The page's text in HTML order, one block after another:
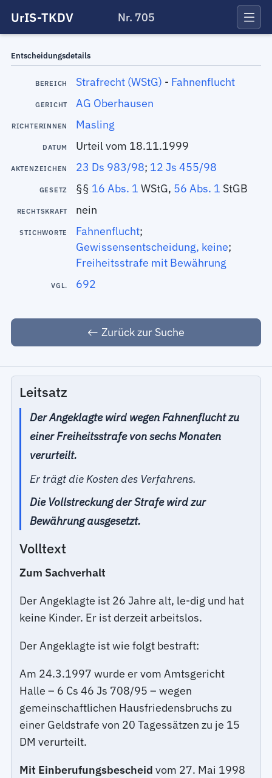
UrIS-TKDV Nr. 705
Entscheidungsdetails
BEREICH Strafrecht (WStG) - Fahnenflucht
GERICHT AG Oberhausen
RICHTERINNEN Masling
DATUM Urteil vom 18.11.1999
AKTENZEICHEN 23 Ds 983/98; 12 Js 455/98
GESETZ §§ 16 Abs. 1 WStG, 56 Abs. 1 StGB
RECHTSKRAFT nein
STICHWORTE Fahnenflucht;
Gewissensentscheidung, keine;
Freiheitsstrafe mit Bewährung
VGL. 692
Zurück zur Suche
Leitsatz
Der Angeklagte wird wegen Fahnenflucht zu
einer Freiheitsstrafe von sechs Monaten
verurteilt.
Er trägt die Kosten des Verfahrens.
Die Vollstreckung der Strafe wird zur
Bewährung ausgesetzt.
Volltext
Zum Sachverhalt
Der Angeklagte ist 26 Jahre alt, le-dig und hat
keine Kinder. Er ist derzeit arbeitslos.
Der Angeklagte ist wie folgt bestraft:
Am 24.3.1997 wurde er vom Amtsgericht
Halle – 6 Cs 46 Js 708/95 – wegen
gemeinschaftlichen Hausfriedensbruchs zu
einer Geldstrafe von 20 Tagessätzen zu je 15
DM verurteilt.
Mit Einberufungsbescheid vom 27. Mai 1998